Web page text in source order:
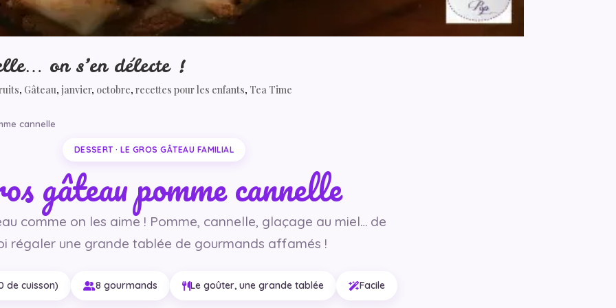
on s’en délecte !
, Gâteau,janvier, octobre,recettes pour les enfants, Tea Time
cannelle
DESSERT · LE GROS GÂTEAU FAMILIAL
gâteau pomme cannelle
comme on les aime ! Pomme, cannelle, glaçage au miel… de
régaler une grande tablée de gourmands affamés !
de cuisson) 8 gourmands Le goûter, une grande tablée Facile